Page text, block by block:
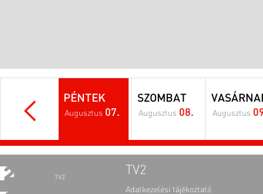
PÉNTEK
Augusztus 07.
SZOMBAT
Augusztus 08. Augusztus
TV2
TV2
Adatkezelési tájékoztató